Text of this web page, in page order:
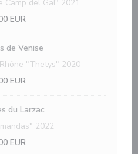
Camp del Gal" 2021
EUR
de Venise
"Thetys" 2020
EUR
du Larzac
2022
EUR